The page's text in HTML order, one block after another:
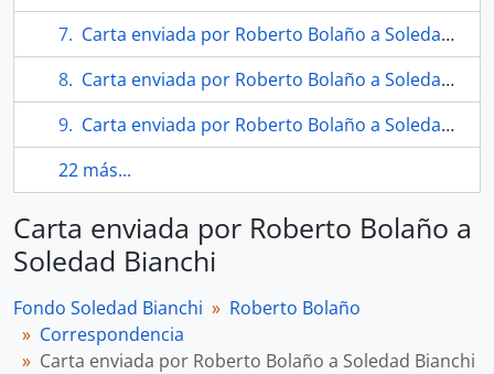
Carta enviada por Roberto Bolaño a Soledad Bianchi
Carta enviada por Roberto Bolaño a Soledad Bianchi
Carta enviada por Roberto Bolaño a Soledad Bianchi
22 más...
Carta enviada por Roberto Bolaño a
Soledad Bianchi
Fondo Soledad Bianchi
Roberto Bolaño
Correspondencia
Carta enviada por Roberto Bolaño a Soledad Bianchi